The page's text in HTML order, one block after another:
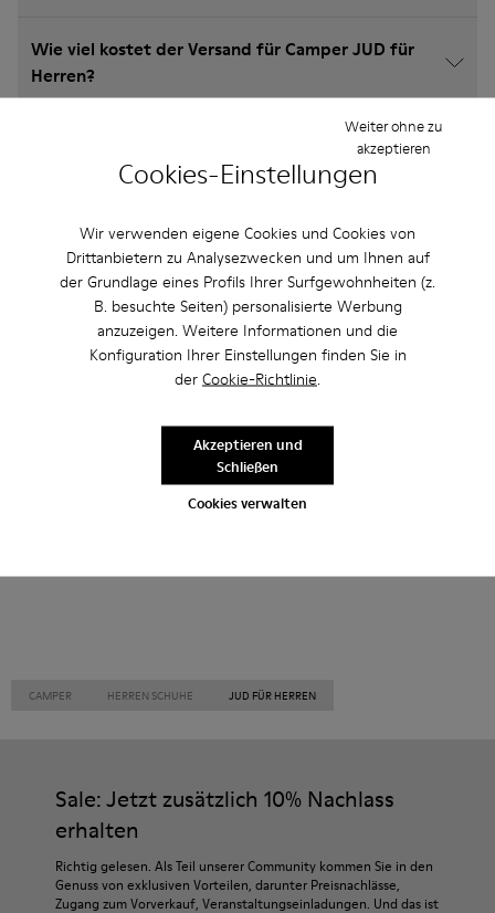
Cookies-Einstellungen
Wir verwenden eigene Cookies und Cookies von
Drittanbietern zu Analysezwecken und um Ihnen auf
der Grundlage eines Profils Ihrer Surfgewohnheiten (z.
B. besuchte Seiten) personalisierte Werbung
anzuzeigen. Weitere Informationen und die
Konfiguration Ihrer Einstellungen finden Sie in
der Cookie-Richtlinie.
Cookies verwalten
Weiter ohne zu
akzeptieren
Akzeptieren und
Schließen
Wie viel kostet der Versand für Camper JUD für
Herren?
Andere Kategorien
Stiefeletten Lederfreie-Schuhe
Ballerinas
Mokassins Clogs
Flache Schuhe
Lässige Schuhe
Elegante Schuhe
Absätze
CAMPER HERREN SCHUHE JUD FÜR HERREN
Sale: Jetzt zusätzlich 10% Nachlass
erhalten
Richtig gelesen. Als Teil unserer Community kommen Sie in den
Genuss von exklusiven Vorteilen, darunter Preisnachlässe,
Zugang zum Vorverkauf, Veranstaltungseinladungen. Und das ist